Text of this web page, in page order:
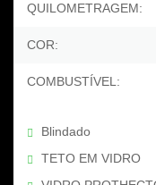
QUILOMETRAGEM:
COR:
COMBUSTÍVEL:
Blindado
TETO EM VIDRO